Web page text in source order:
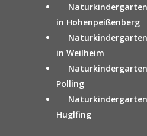
in Hohenpeißenberg
in Weilheim
Polling
Huglfing